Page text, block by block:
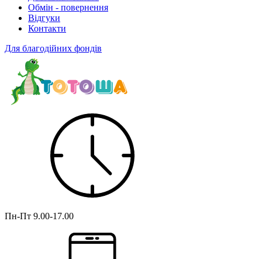
Обмін - повернення
Відгуки
Контакти
Для благодійних фондів
Пн-Пт 9.00-17.00